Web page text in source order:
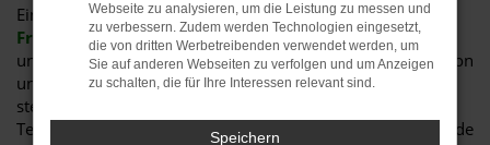
Eine
gesunde, abwechslungsreiche und nachhaltige
Fruchtfolgesowie eineschonende Bodenbearbeitung
unter Berücksichtigung von Natur und Umwelt so wie es von
unseren Ahnen in oft schwierigen Zeiten praktiziert wurde,
stehen für uns an oberster Stelle. Der Einsatz moderner
Technik ermöglicht uns eine zeitgerechte, strukturschonende
Webseite zu analysieren, um die Leistung zu messen und
zu verbessern. Zudem werden Technologien eingesetzt,
die von dritten Werbetreibenden verwendet werden, um
Sie auf anderen Webseiten zu verfolgen und um Anzeigen
zu schalten, die für Ihre Interessen relevant sind.
Speichern